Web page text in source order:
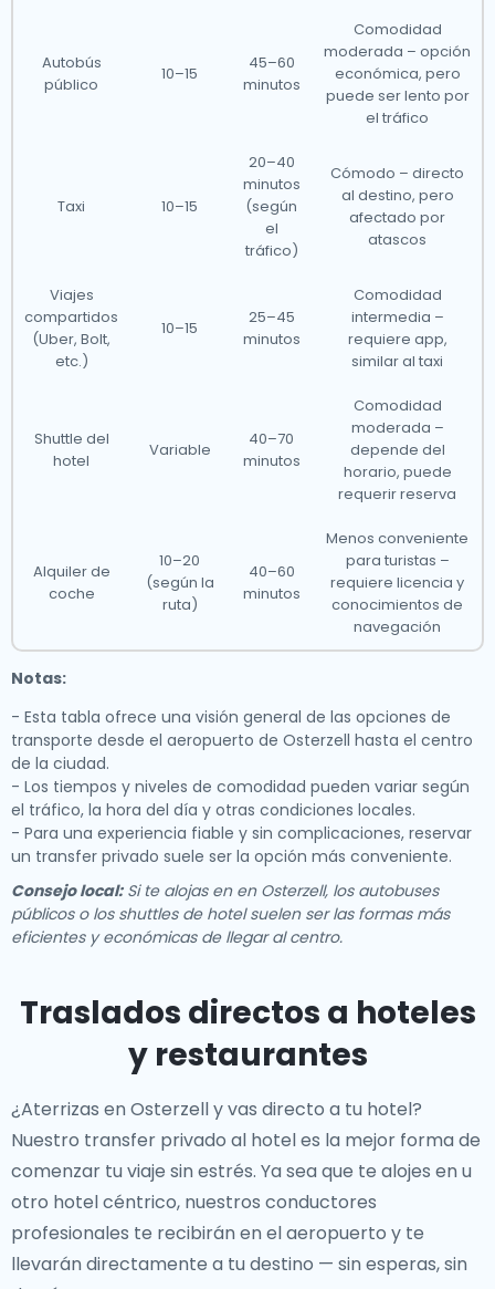
Autobús
público
10–15
45–60
minutos
Comodidad
moderada – opción
económica, pero
puede ser lento por
el tráfico
Taxi 10–15
20–40
minutos
(según
el
tráfico)
Cómodo – directo
al destino, pero
afectado por
atascos
Viajes
compartidos
(Uber, Bolt,
etc.)
10–15
25–45
minutos
Comodidad
intermedia –
requiere app,
similar al taxi
Shuttle del
hotel
Variable
40–70
minutos
Comodidad
moderada –
depende del
horario, puede
requerir reserva
Alquiler de
coche
10–20
(según la
ruta)
40–60
minutos
Menos conveniente
para turistas –
requiere licencia y
conocimientos de
navegación
Notas:
- Esta tabla ofrece una visión general de las opciones de
transporte desde el aeropuerto de Osterzell hasta el centro
de la ciudad.
- Los tiempos y niveles de comodidad pueden variar según
el tráfico, la hora del día y otras condiciones locales.
- Para una experiencia fiable y sin complicaciones, reservar
un transfer privado suele ser la opción más conveniente.
Consejo local:Si te alojas en en Osterzell, los autobuses
públicos o los shuttles de hotel suelen ser las formas más
eficientes y económicas de llegar al centro.
Traslados directos a hoteles
y restaurantes
¿Aterrizas en Osterzell y vas directo a tu hotel?
Nuestro transfer privado al hoteles la mejor forma de
comenzar tu viaje sin estrés. Ya sea que te alojes en u
otro hotel céntrico, nuestros conductores
profesionales te recibirán en el aeropuerto y te
llevarán directamente a tu destino — sin esperas, sin